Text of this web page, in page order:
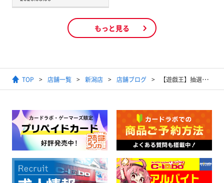
もっと見る
TOP 店舗一覧 新潟店 店舗ブログ 【遊戯王】抽選販売のお知らせ【HISTORY ARCHIVE COLLECTION】新潟 HISTORY ARCHIVE COLLECTION 予約